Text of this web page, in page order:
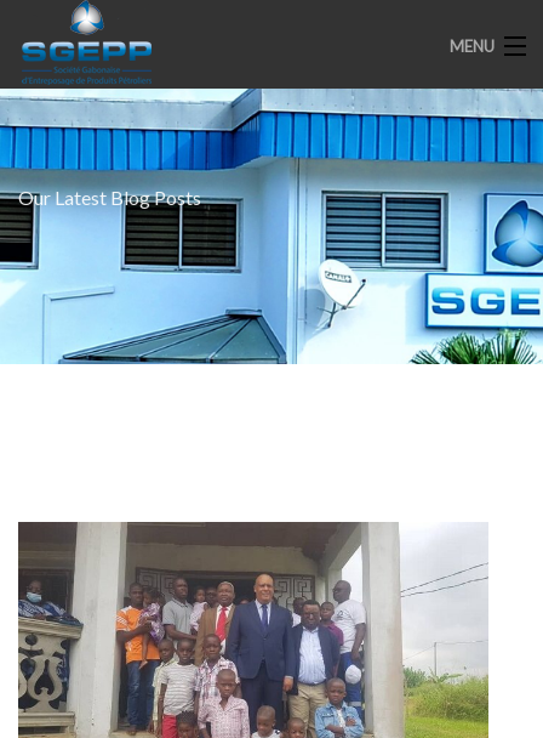
MENU
ACCUEIL
PRESENTATION
ENGAGEMENTS
Our Latest Blog Posts